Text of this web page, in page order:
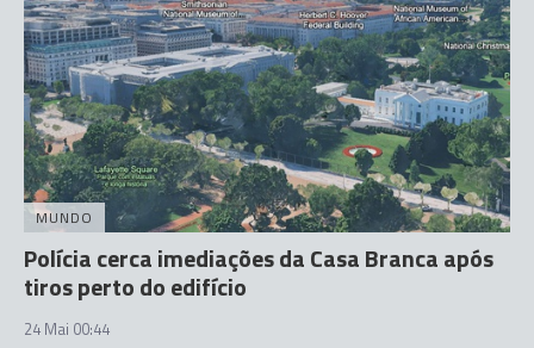
MUNDO
Polícia cerca imediações da Casa Branca após
tiros perto do edifício
24 Mai 00:44